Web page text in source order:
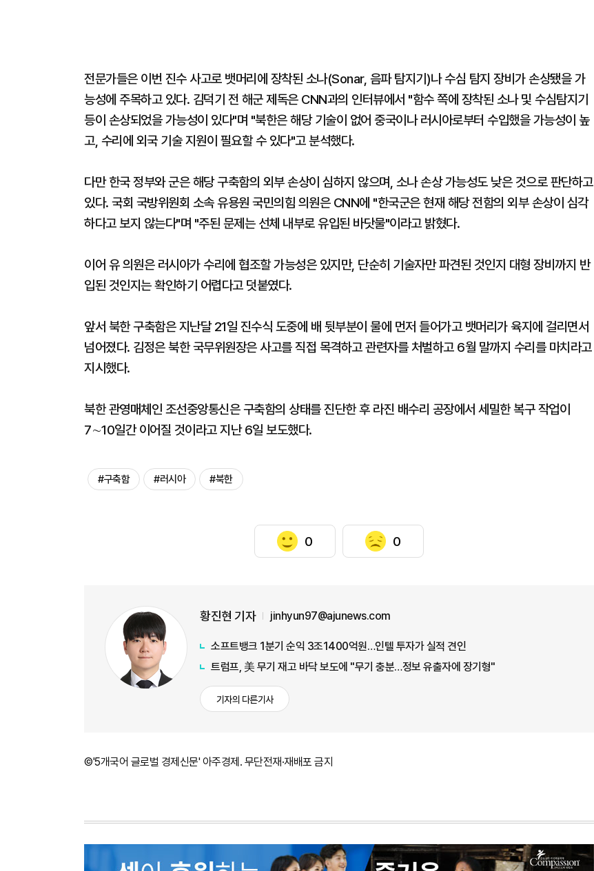
전문가들은 이번 진수 사고로 뱃머리에 장착된 소나(Sonar, 음파 탐지기)나 수심 탐지 장비가 손상됐을 가
능성에 주목하고 있다. 김덕기 전 해군 제독은 CNN과의 인터뷰에서 "함수 쪽에 장착된 소나 및 수심탐지기
등이 손상되었을 가능성이 있다"며 "북한은 해당 기술이 없어 중국이나 러시아로부터 수입했을 가능성이 높
고, 수리에 외국 기술 지원이 필요할 수 있다"고 분석했다.
다만 한국 정부와 군은 해당 구축함의 외부 손상이 심하지 않으며, 소나 손상 가능성도 낮은 것으로 판단하고
있다. 국회 국방위원회 소속 유용원 국민의힘 의원은 CNN에 "한국군은 현재 해당 전함의 외부 손상이 심각
하다고 보지 않는다"며 "주된 문제는 선체 내부로 유입된 바닷물"이라고 밝혔다.
이어 유 의원은 러시아가 수리에 협조할 가능성은 있지만, 단순히 기술자만 파견된 것인지 대형 장비까지 반
입된 것인지는 확인하기 어렵다고 덧붙였다.
앞서 북한 구축함은 지난달 21일 진수식 도중에 배 뒷부분이 물에 먼저 들어가고 뱃머리가 육지에 걸리면서
넘어졌다. 김정은 북한 국무위원장은 사고를 직접 목격하고 관련자를 처벌하고 6월 말까지 수리를 마치라고
지시했다.
북한 관영매체인 조선중앙통신은 구축함의 상태를 진단한 후 라진 배수리 공장에서 세밀한 복구 작업이
7∼10일간 이어질 것이라고 지난 6일 보도했다.
#구축함 #러시아 #북한
0 0
황진현 기자 jinhyun97@ajunews.com
소프트뱅크 1분기 순익 3조1400억원…인텔 투자가 실적 견인
트럼프, 美 무기 재고 바닥 보도에 "무기 충분…정보 유출자에 장기형"
기자의 다른기사
©'5개국어 글로벌 경제신문' 아주경제. 무단전재·재배포 금지